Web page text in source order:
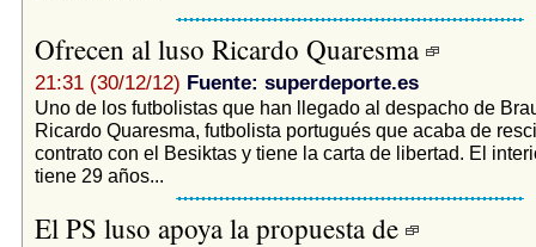
Ofrecen al luso Ricardo Quaresma
21:31 (30/12/12) Fuente: superdeporte.es
Uno de los futbolistas que han llegado al despacho de
Ricardo Quaresma, futbolista portugués que acaba de
contrato con el Besiktas y tiene la carta de libertad. El
tiene 29 años...
El PS luso apoya la propuesta de